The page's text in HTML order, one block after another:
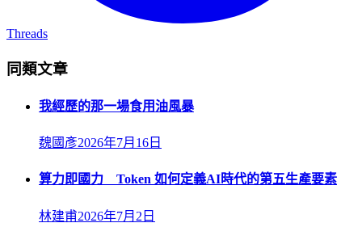
Threads
同類文章
我經歷的那一場食用油風暴
魏國彥2026年7月16日
算力即國力 Token 如何定義AI時代的第五生產要素
林建甫2026年7月2日